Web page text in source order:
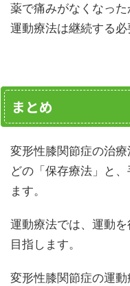
薬で痛みがなくなっ
運動療法は継続する必
まとめ
変形性膝関節症の治
どの「保存療法」と
ます。
運動療法では、運動
目指します。
変形性膝関節症の運